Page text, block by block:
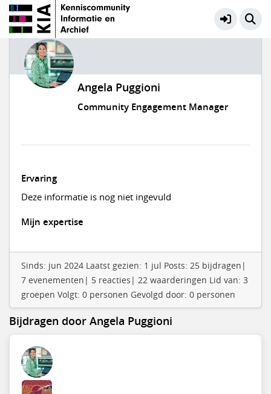
Angela Puggioni
Community Engagement Manager
Ervaring
Deze informatie is nog niet ingevuld
Mijn expertise
Sinds: jun 2024 Laatst gezien: 1 jul Posts: 25 bijdragen|
7 evenementen| 5 reacties| 22 waarderingen Lid van: 3
groepen Volgt: 0 personen Gevolgd door: 0 personen
Bijdragen door Angela Puggioni